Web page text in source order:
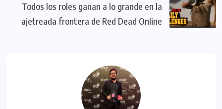
Todos los roles ganan a lo grande en la
ajetreada frontera de Red Dead Online